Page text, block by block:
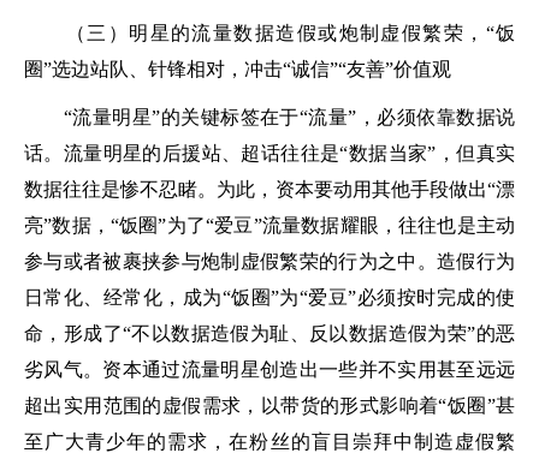
（三）明星的流量数据造假或炮制虚假繁荣，“饭
圈”选边站队、针锋相对，冲击“诚信”“友善”价值观
“流量明星”的关键标签在于“流量”，必须依靠数据说
话。流量明星的后援站、超话往往是“数据当家”，但真实
数据往往是惨不忍睹。为此，资本要动用其他手段做出“漂
亮”数据，“饭圈”为了“爱豆”流量数据耀眼，往往也是主动
参与或者被裹挟参与炮制虚假繁荣的行为之中。造假行为
日常化、经常化，成为“饭圈”为“爱豆”必须按时完成的使
命，形成了“不以数据造假为耻、反以数据造假为荣”的恶
劣风气。资本通过流量明星创造出一些并不实用甚至远远
超出实用范围的虚假需求，以带货的形式影响着“饭圈”甚
至广大青少年的需求，在粉丝的盲目崇拜中制造虚假繁